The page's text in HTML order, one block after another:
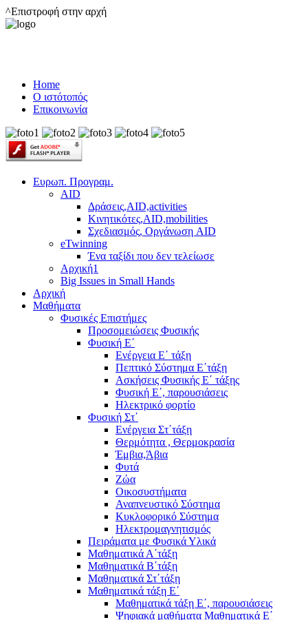
^Επιστροφή στην αρχή
Home
Ο ιστότοπός
Επικοινωνία
Ευρωπ. Προγραμ.
AID
Δράσεις,AID,activities
Κινητικότες,AID,mobilities
Σχεδιασμός, Οργάνωση AID
eTwinning
Ένα ταξίδι που δεν τελείωσε
Αρχική1
Big Issues in Small Hands
Αρχική
Μαθήματα
Φυσικές Επιστήμες
Προσομειώσεις Φυσικής
Φυσική Ε΄
Ενέργεια Ε΄ τάξη
Πεπτικό Σύστημα Ε΄τάξη
Ασκήσεις Φυσικής Ε΄ τάξης
Φυσική Ε΄, παρουσιάσεις
Ηλεκτρικό φορτίο
Φυσική Στ΄
Ενέργεια Στ΄τάξη
Θερμότητα , Θερμοκρασία
Έμβια,Άβια
Φυτά
Ζώα
Οικοσυστήματα
Αναπνευστικό Σύστημα
Κυκλοφορικό Σύστημα
Ηλεκτρομαγνητισμός
Πειράματα με Φυσικά Υλικά
Μαθηματικά Α΄τάξη
Μαθηματικά Β΄τάξη
Μαθηματικά Στ΄τάξη
Μαθηματικά τάξη Ε΄
Μαθηματικά τάξη Ε΄, παρουσιάσεις
Ψηφιακά μαθήματα Μαθηματικά Ε΄